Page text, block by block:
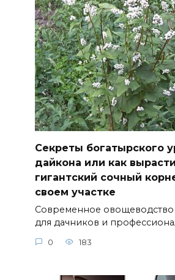
Секреты богатырского
дайкона или как
гигантский сочный
своем участке
Современное овощеводство
для дачников и
0 183